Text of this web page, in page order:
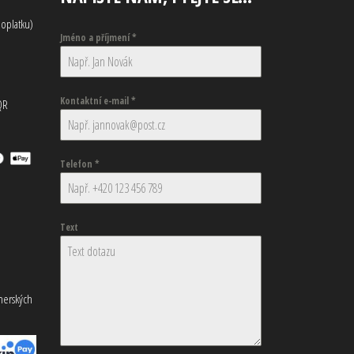
Jméno a příjmení*
Kontaktní e-mail*
Telefon *
Text